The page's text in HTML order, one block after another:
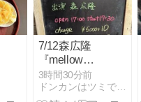
7/12森広隆
『mellow
tones Vol.48』
＠ときわ台
3時間30分前
ドンカンはツミである